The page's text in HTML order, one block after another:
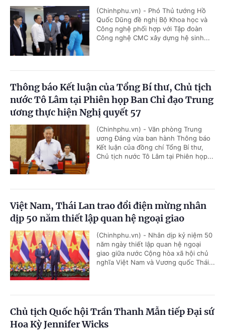
(Chinhphu.vn) - Phó Thủ tướng Hồ
Quốc Dũng đề nghị Bộ Khoa học và
Công nghệ phối hợp với Tập đoàn
Công nghệ CMC xây dựng hệ sinh...
Thông báo Kết luận của Tổng Bí thư, Chủ tịch
nước Tô Lâm tại Phiên họp Ban Chỉ đạo Trung
ương thực hiện Nghị quyết 57
(Chinhphu.vn) - Văn phòng Trung
ương Đảng vừa ban hành Thông báo
Kết luận của đồng chí Tổng Bí thư,
Chủ tịch nước Tô Lâm tại Phiên họp...
Việt Nam, Thái Lan trao đổi điện mừng nhân
dịp 50 năm thiết lập quan hệ ngoại giao
(Chinhphu.vn) - Nhân dịp kỷ niệm 50
năm ngày thiết lập quan hệ ngoại
giao giữa nước Cộng hòa xã hội chủ
nghĩa Việt Nam và Vương quốc Thái...
Chủ tịch Quốc hội Trần Thanh Mẫn tiếp Đại sứ
Hoa Kỳ Jennifer Wicks